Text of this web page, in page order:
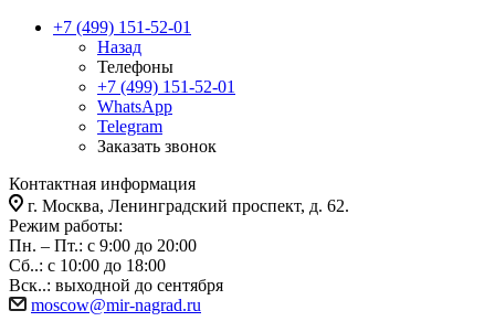
+7 (499) 151-52-01
Назад
Телефоны
+7 (499) 151-52-01
WhatsApp
Telegram
Заказать звонок
Контактная информация
г. Москва, Ленинградский проспект, д. 62.
Режим работы:
Пн. – Пт.: с 9:00 до 20:00
Сб..: с 10:00 до 18:00
Вск..: выходной до сентября
moscow@mir-nagrad.ru